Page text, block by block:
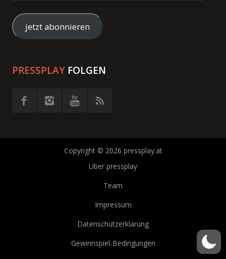
Mail-
Adresse
eingeben
jetzt abonnieren
PRESSPLAY FOLGEN
Copyright © 2026 pressplay.at
Über pressplay
Team
Impressum
Datenschutzerklärung
Gewinnspiel-Bedingungen